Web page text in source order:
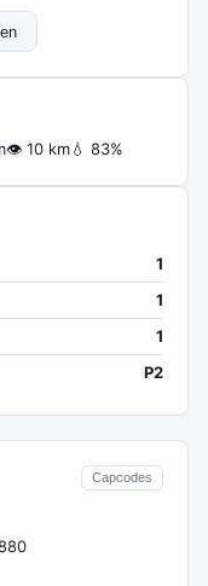
Capcodes
👁 10 km💧 83%
1
1
1
P2